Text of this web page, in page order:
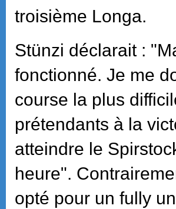
troisième Longa.
Stünzi déclarait :
fonctionné. Je me
course la plus
prétendants à la
atteindre le
heure".
opté pour un fully